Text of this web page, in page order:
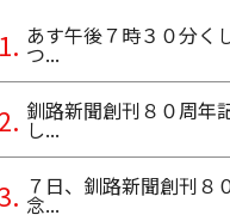
あす午後７時３０分く
つ...
釧路新聞創刊８０周年
し...
７日、釧路新聞創刊８
念...